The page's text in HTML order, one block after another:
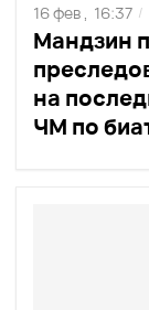
Мандзин
на
ЧМ по
16 фев , 16:37 /